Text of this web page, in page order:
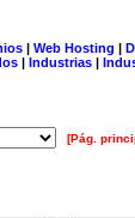
| Web Hosting |
| Industrias |
[Pág.